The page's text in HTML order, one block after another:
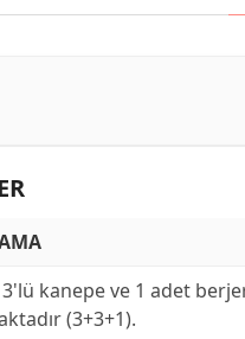
kanepe ve 1 adet
(3+3+1).